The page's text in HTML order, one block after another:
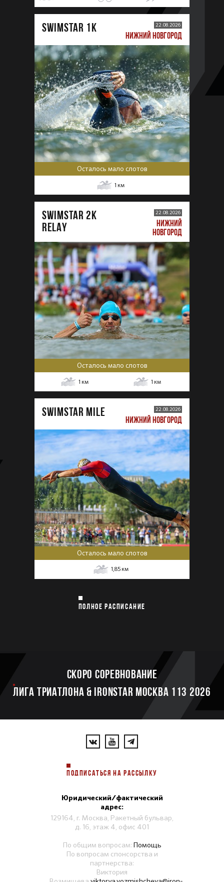
SWIMSTAR 1K 22.08.2026
НИЖНИЙ НОВГОРОД
Осталось мало слотов
1 км
SWIMSTAR 2K
RELAY
22.08.2026
НИЖНИЙ
НОВГОРОД
Осталось мало слотов
1 км 1 км
SWIMSTAR MILE 22.08.2026
НИЖНИЙ НОВГОРОД
Осталось мало слотов
1,85 км
ПОЛНОЕ РАСПИСАНИЕ
Скоро соревнование
ЛИГА ТРИАТЛОНА & IRONSTAR МОСКВА 113 2026
ПОДПИСАТЬСЯ НА РАССЫЛКУ
Юридический/фактический
адрес:
129164, г. Москва, Ракетный бульвар,
д. 16, этаж 4, офис 401
По общим вопросам: Помощь
По вопросам спонсорства и
партнерства:
Виктория